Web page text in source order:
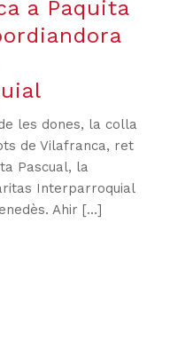
a Paquita
les dones, la colla
de Vilafranca, ret
Pascual, la
Interparroquial
Ahir [...]